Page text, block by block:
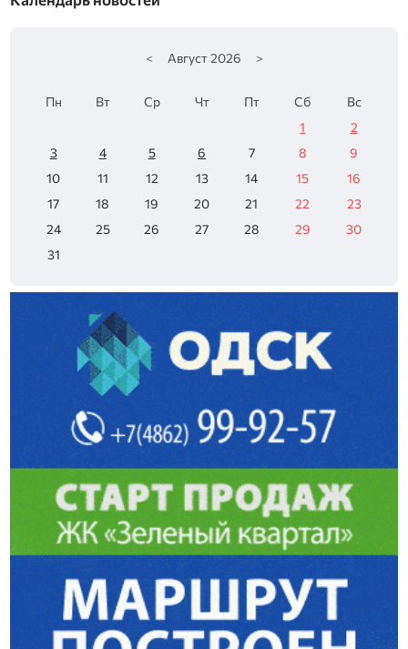
< Август 2026 >
Пн Вт Ср Чт Пт Сб
Вс
1
2
3
4 5 6 7 8
9
10
11 12 13 14 15
16
17
18 19 20 21 22
23
24
25 26 27 28 29
30
31